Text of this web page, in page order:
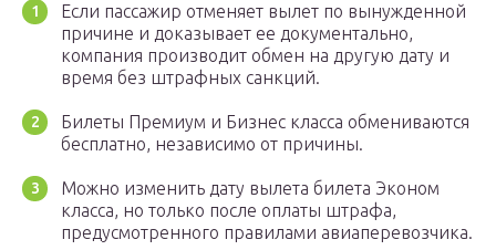
Если пассажир отменяет вылет по вынужденной
причине и доказывает ее документально,
компания производит обмен на другую дату и
время без штрафных санкций.
Билеты Премиум и Бизнес класса обмениваются
бесплатно, независимо от причины.
Можно изменить дату вылета билета Эконом
класса, но только после оплаты штрафа,
предусмотренного правилами авиаперевозчика.